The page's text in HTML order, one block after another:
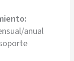
anual